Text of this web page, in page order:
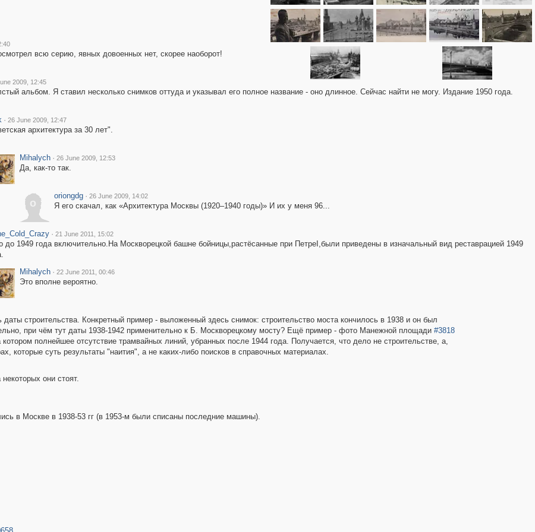
всю серию, явных довоенных нет, скорее наоборот!
2009, 12:45
альбом. Я ставил несколько снимков оттуда и указывал его полное название - оно длинное. Сейчас найти не могу. Издание 1950 года.
· 26 June 2009, 12:47
архитектура за 30 лет".
Mihalych · 26 June 2009, 12:53
Да, как-то так.
o
oriongdg · 26 June 2009, 14:02
Я его скачал, как «Архитектура Москвы (1920–1940 годы)» И их у меня 96...
· 21 June 2011, 15:02
до 1949 года включительно.На Москворецкой башне бойницы,растёсанные при ПетреI,были приведены в изначальный вид реставрацией 1949
Mihalych · 22 June 2011, 00:46
Это вполне вероятно.
строительства. Конкретный пример - выложенный здесь снимок: строительство моста кончилось в 1938 и он был
при чём тут даты 1938-1942 применительно к Б. Москворецкому мосту? Ещё пример - фото Манежной площади #3818
полнейшее отсутствие трамвайных линий, убранных после 1944 года. Получается, что дело не строительстве, а,
которые суть результаты "наития", а не каких-либо поисков в справочных материалах.
они стоят.
в Москве в 1938-53 гг (в 1953-м были списаны последние машины).